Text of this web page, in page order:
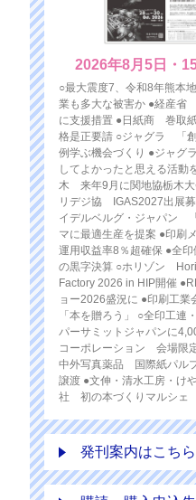
2026年8月5日・
○最大震度7、令和8年熊本
業も多大な被害か ●経産省
に支援措置 ●日紙商 巻取
格是正要請 ○ジャグラ 「
例学ぶ機会づくり ●ジャグ
してよかったと思える活動
木 来年9月に関地協栃木大
リデジ協 IGAS2027出展
イデルベルグ・ジャパン
マに最適生産を提案 ●印刷
運用収益率8％超確保 ●全
の黒字決算 ○ホリゾン
Factory 2026 in HIP開催
ョー2026盛況に ●印刷工
「本を贈ろう」 ○全印工
パーサミットジャパンに
コーポレーション 会場限
中外写真薬品 国際紙パル
譲渡 ●文伸・清水工房・け
社 初の本づくりマルシェ
発刊案内はこちら